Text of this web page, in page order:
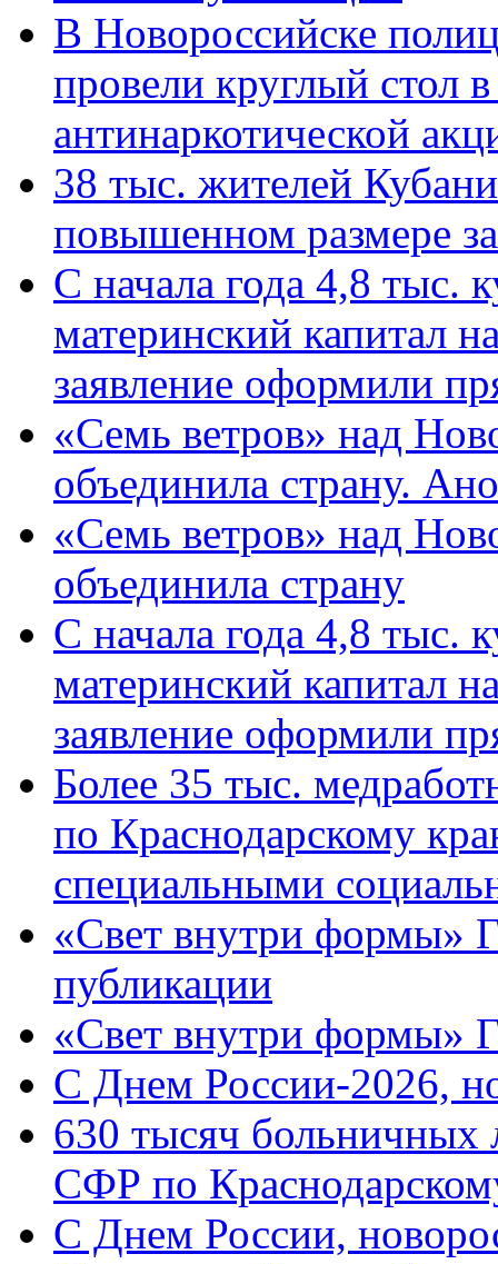
В Новороссийске
провели круглый стол
антинаркотической
38 тыс. жителей
повышенном размере
С начала года 4,8 тыс.
материнский капитал
заявление оформили
«Семь ветров» над
объединила страну.
«Семь ветров» над
объединила страну
С начала года 4,8 тыс.
материнский капитал
заявление оформили
Более 35 тыс.
по Краснодарскому
специальными
«Свет внутри формы»
публикации
«Свет внутри формы»
C Днем России-2026,
630 тысяч больничных
СФР по
C Днем России,